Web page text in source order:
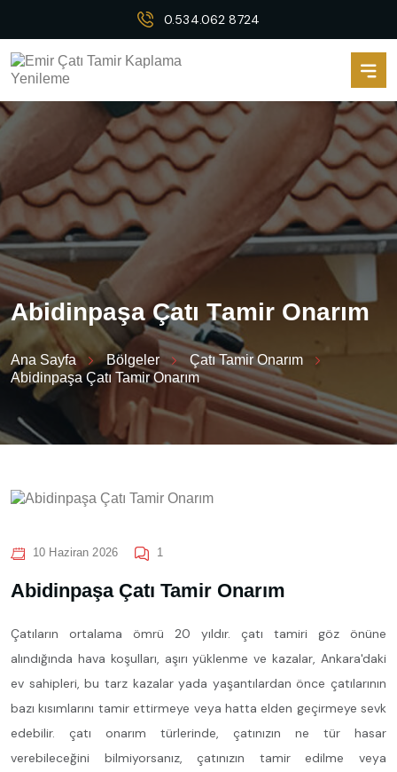
0.534.062 8724
Abidinpaşa Çatı Tamir Onarım
Ana Sayfa Bölgeler
Çatı Tamir Onarım
Abidinpaşa Çatı Tamir Onarım
10 Haziran 2026 1
Abidinpaşa Çatı Tamir Onarım
Çatıların ortalama ömrü 20 yıldır. çatı tamiri göz önüne
alındığında hava koşulları, aşırı yüklenme ve kazalar, Ankara'daki
ev sahipleri, bu tarz kazalar yada yaşantılardan önce çatılarının
bazı kısımlarını tamir ettirmeye veya hatta elden geçirmeye sevk
edebilir. çatı onarım türlerinde, çatınızın ne tür hasar
verebileceğini bilmiyorsanız, çatınızın tamir edilme veya